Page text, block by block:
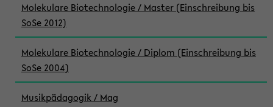
Molekulare Biotechnologie / Master (Einschreibung bis
SoSe 2012)
Molekulare Biotechnologie / Diplom (Einschreibung bis
SoSe 2004)
Musikpädagogik / Mag